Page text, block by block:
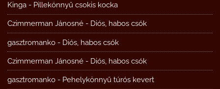
Kinga - Pillekönnyű csokis kocka
Czimmerman Jánosné - Diós, habos csók
gasztromanko - Diós, habos csók
Czimmerman Jánosné - Diós, habos csók
gasztromanko - Pehelykönnyű túrós kevert